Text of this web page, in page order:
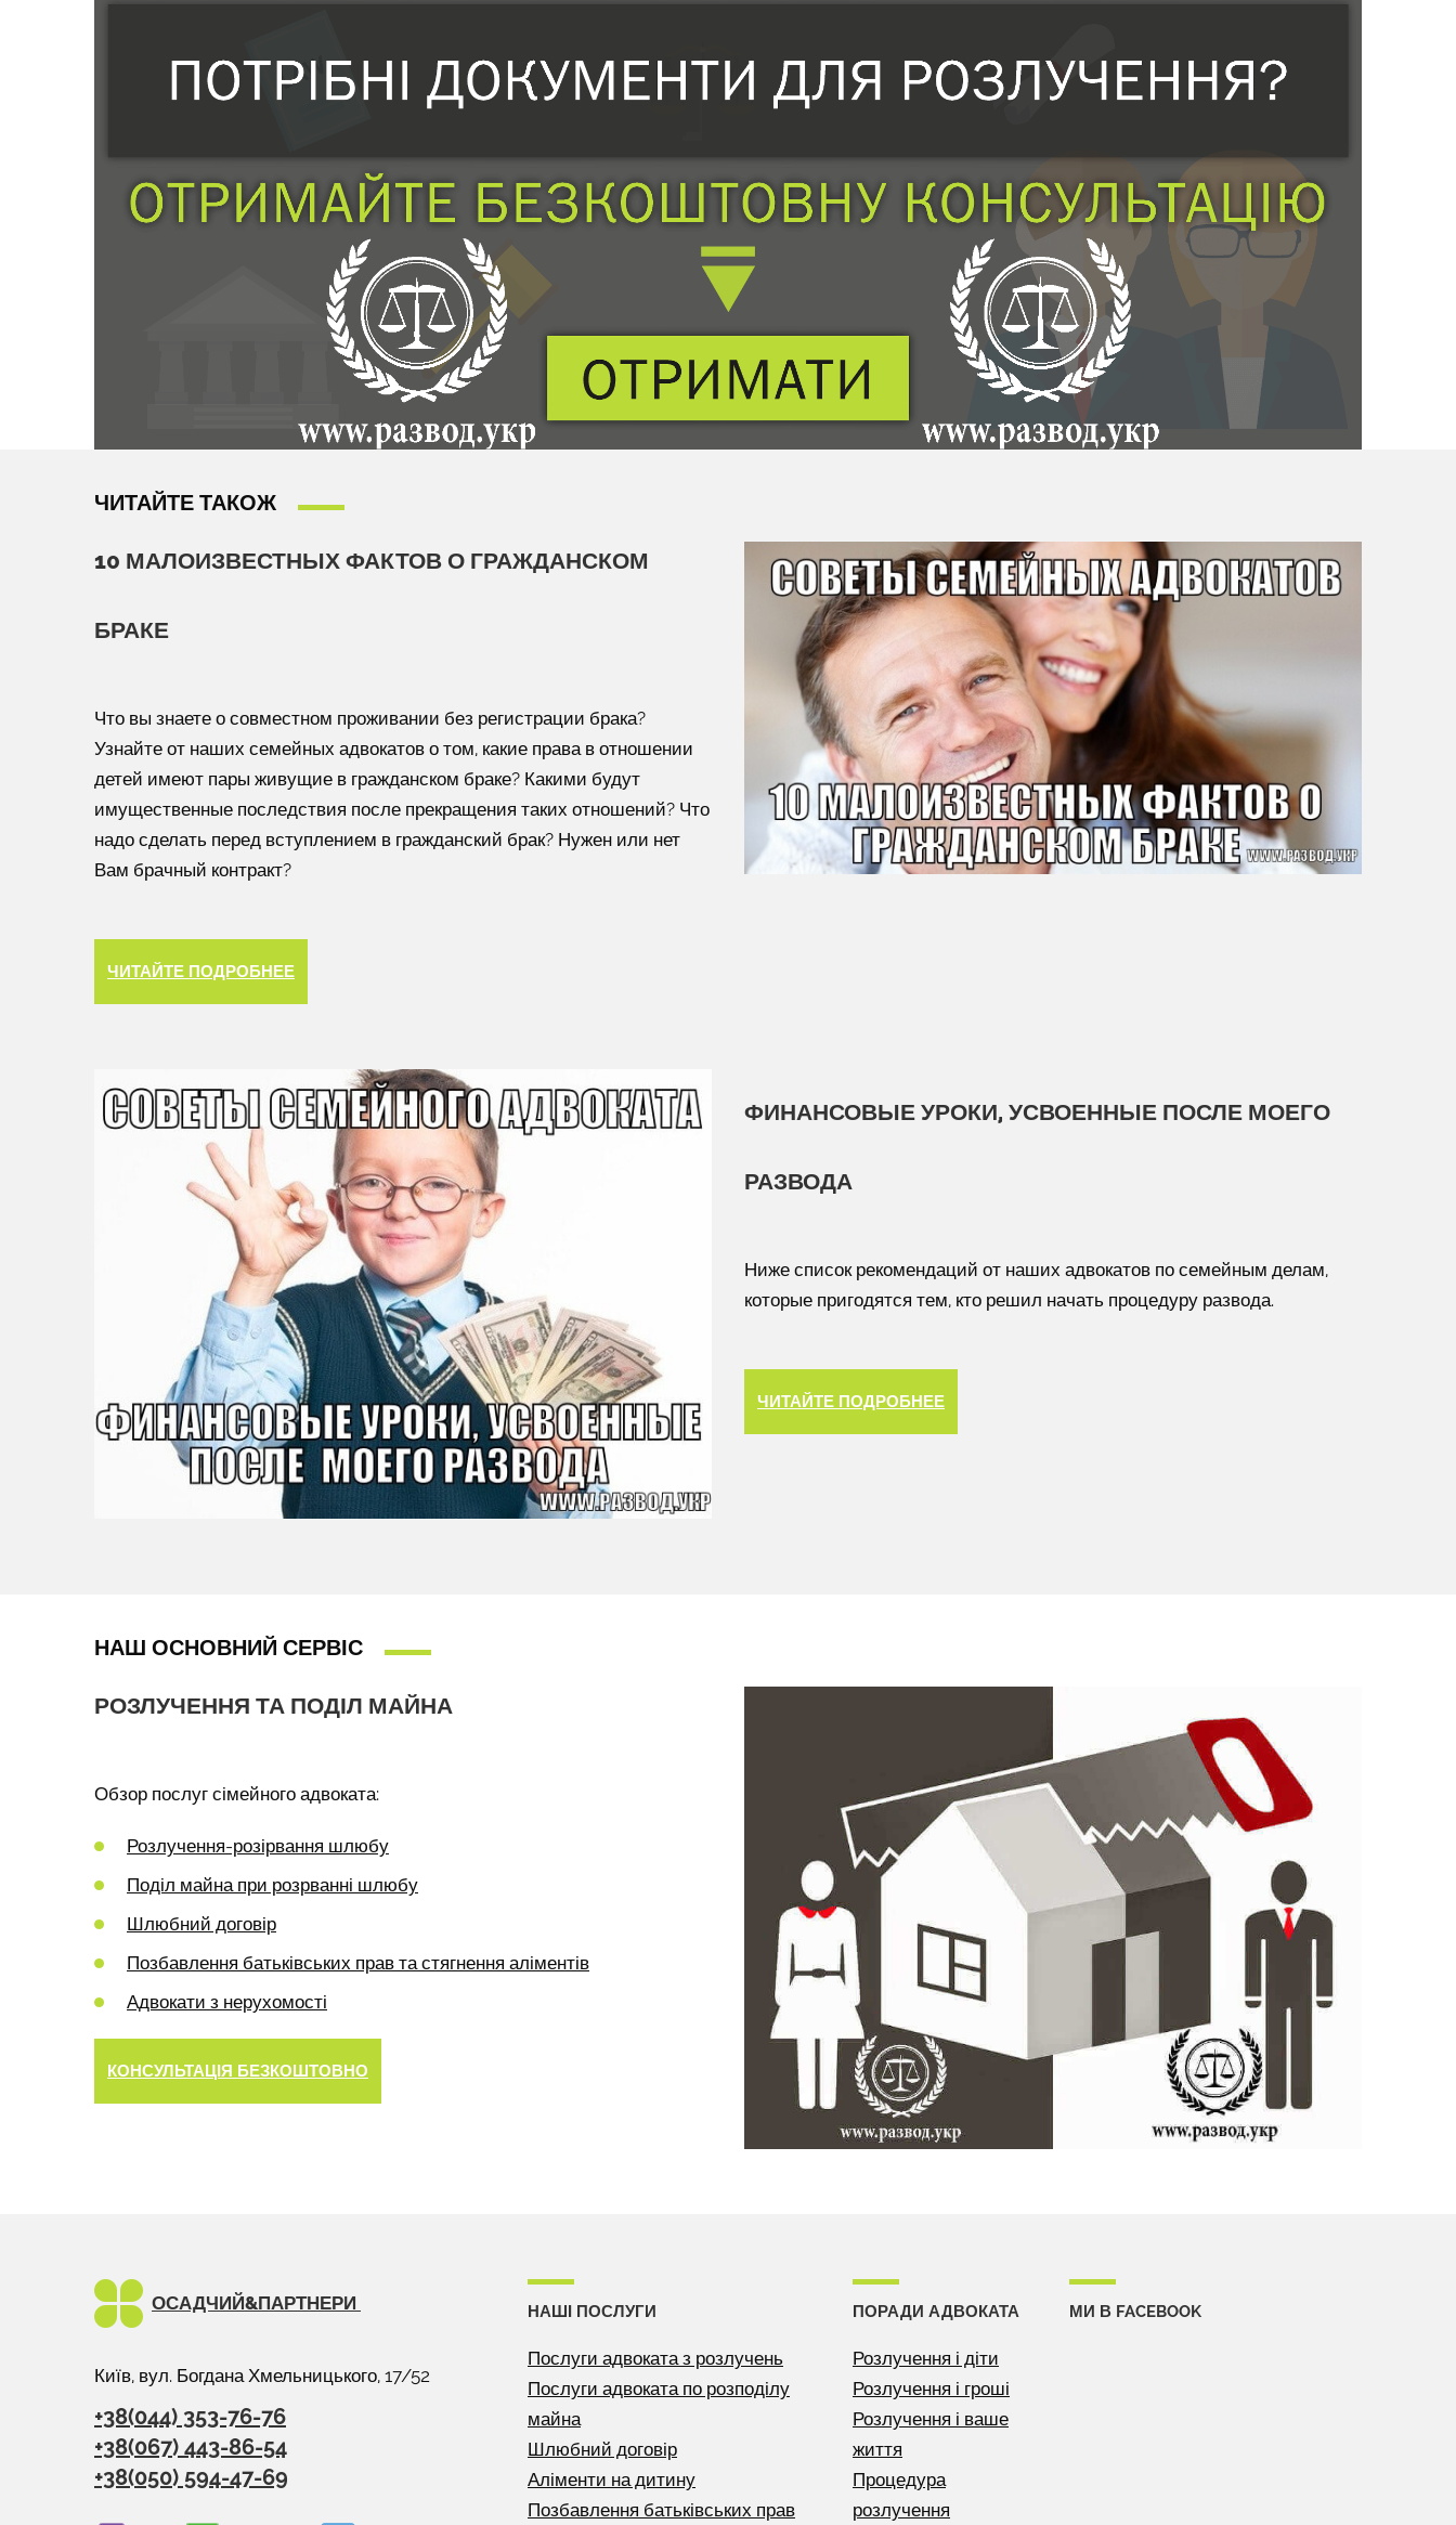
ЧИТАЙТЕ ТАКОЖ
10 МАЛОИЗВЕСТНЫХ ФАКТОВ О ГРАЖДАНСКОМ
БРАКЕ
Что вы знаете о совместном проживании без регистрации брака?
Узнайте от наших семейных адвокатов о том, какие права в отношении
детей имеют пары живущие в гражданском браке? Какими будут
имущественные последствия после прекращения таких отношений? Что
надо сделать перед вступлением в гражданский брак? Нужен или нет
Вам брачный контракт?
ЧИТАЙТЕ ПОДРОБНЕЕ
ФИНАНСОВЫЕ УРОКИ, УСВОЕННЫЕ ПОСЛЕ МОЕГО
РАЗВОДА
Ниже список рекомендаций от наших адвокатов по семейным делам,
которые пригодятся тем, кто решил начать процедуру развода.
ЧИТАЙТЕ ПОДРОБНЕЕ
НАШ ОСНОВНИЙ СЕРВІС
РОЗЛУЧЕННЯ ТА ПОДІЛ МАЙНА
Обзор послуг сімейного адвоката:
Розлучення-розірвання шлюбу
Поділ майна при розрванні шлюбу
Шлюбний договір
Позбавлення батьківських прав та стягнення аліментів
Адвокати з нерухомості
КОНСУЛЬТАЦІЯ БЕЗКОШТОВНО
ОСАДЧИЙ&ПАРТНЕРИ
Київ, вул. Богдана Хмельницького, 17/52
+38(044) 353-76-76
+38(067) 443-86-54
+38(050) 594-47-69
НАШІ ПОСЛУГИ
Послуги адвоката з розлучень
Послуги адвоката по розподілу
майна
Шлюбний договір
Аліменти на дитину
Позбавлення батьківських прав
ПОРАДИ АДВОКАТА
Розлучення і діти
Розлучення і гроші
Розлучення і ваше
життя
Процедура
розлучення
МИ В FACEBOOK